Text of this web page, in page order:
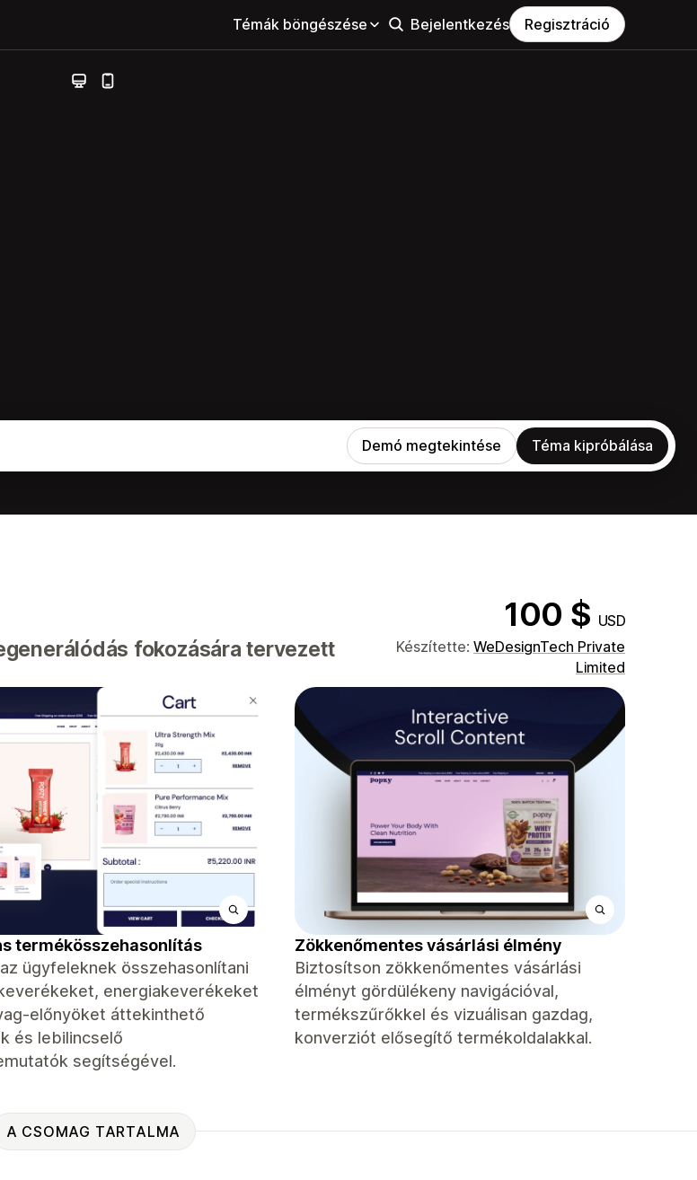
Témák böngészése Bejelentkezés Regisztráció
Demó megtekintése Téma kipróbálása
100 $ USD
fokozására tervezett
Készítette: WeDesignTech Private
Limited
termékösszehasonlítás
ügyfeleknek összehasonlítani
energiakeverékeket
előnyöket áttekinthető
és lebilincselő
segítségével.
Zökkenőmentes vásárlási élmény
Biztosítson zökkenőmentes vásárlási
élményt gördülékeny navigációval,
termékszűrőkkel és vizuálisan gazdag,
konverziót elősegítő termékoldalakkal.
A CSOMAG TARTALMA